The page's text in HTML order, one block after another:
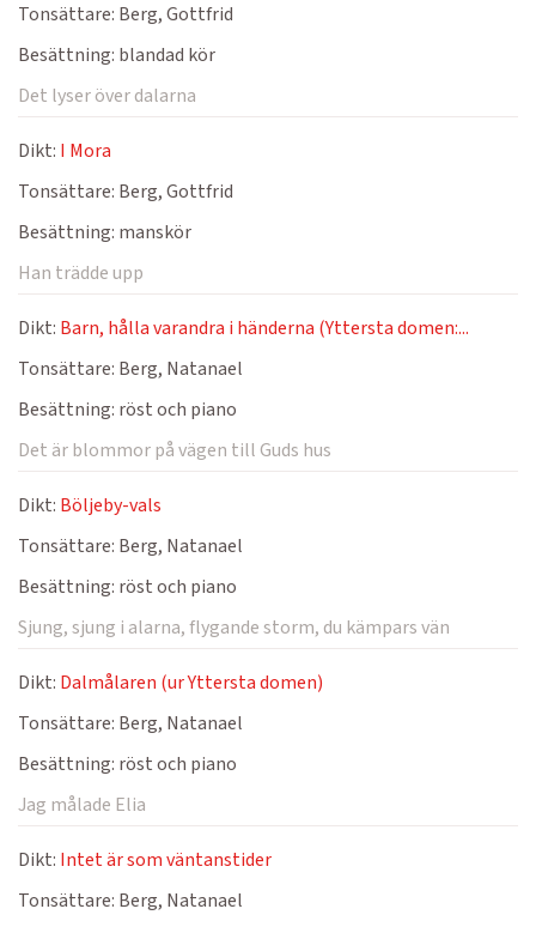
Tonsättare: Berg, Gottfrid
Besättning: blandad kör
Det lyser över dalarna
Dikt: I Mora
Tonsättare: Berg, Gottfrid
Besättning: manskör
Han trädde upp
Dikt: Barn, hålla varandra i händerna (Yttersta domen:...
Tonsättare: Berg, Natanael
Besättning: röst och piano
Det är blommor på vägen till Guds hus
Dikt: Böljeby-vals
Tonsättare: Berg, Natanael
Besättning: röst och piano
Sjung, sjung i alarna, flygande storm, du kämpars vän
Dikt: Dalmålaren (ur Yttersta domen)
Tonsättare: Berg, Natanael
Besättning: röst och piano
Jag målade Elia
Dikt: Intet är som väntanstider
Tonsättare: Berg, Natanael